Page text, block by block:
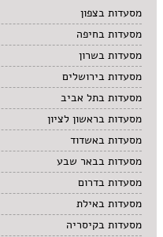
מסעדות בצפון
מסעדות בחיפה
מסעדות בשרון
מסעדות בירושלים
מסעדות בתל אביב
מסעדות בראשון לציון
מסעדות באשדוד
מסעדות בבאר שבע
מסעדות בדרום
מסעדות באילת
מסעדות בקיסריה